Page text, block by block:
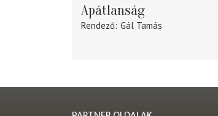
Apátlanság
Rendező Gál Tamás